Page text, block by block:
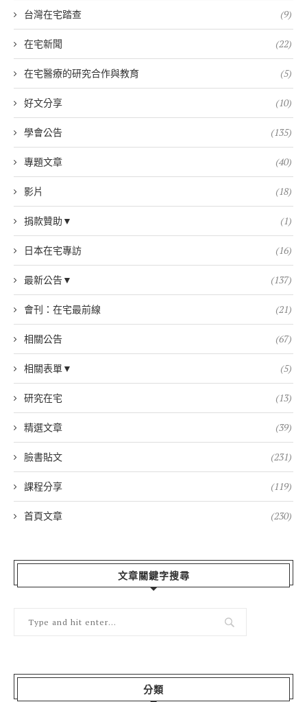
台灣在宅踏查 (9)
在宅新聞 (22)
在宅醫療的研究合作與教育 (5)
好文分享 (10)
學會公告 (135)
專題文章 (40)
影片 (18)
捐款贊助▼ (1)
日本在宅專訪 (16)
最新公告▼ (137)
會刊：在宅最前線 (21)
相關公告 (67)
相關表單▼ (5)
研究在宅 (13)
精選文章 (39)
臉書貼文 (231)
課程分享 (119)
首頁文章 (230)
文章關鍵字搜尋
分類